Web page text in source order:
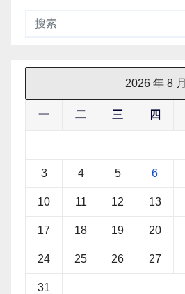
2026 年 8 月
一 二 三 四
3 4 5 6
10 11 12 13
17 18 19 20
24 25 26 27
31